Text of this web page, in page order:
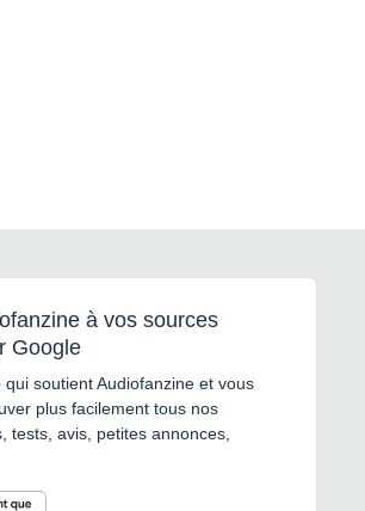
à vos sources
Google
qui soutient Audiofanzine et vous
plus facilement tous nos
tests, avis, petites annonces,